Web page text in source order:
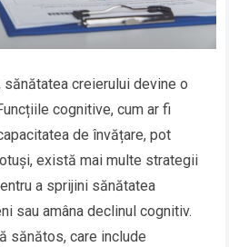
creierului devine o
cognitive, cum ar fi
de învățare, pot
există mai multe strategii
a sprijini sănătatea
sau amâna declinul cognitiv.
sănătos, care include